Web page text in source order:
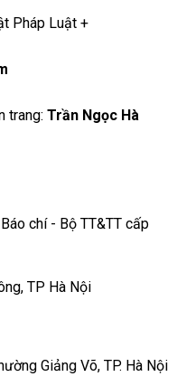
Pháp Luật +
trang: Trần Ngọc Hà
chí - Bộ TT&TT cấp
TP Hà Nội
Giảng Võ, TP. Hà Nội